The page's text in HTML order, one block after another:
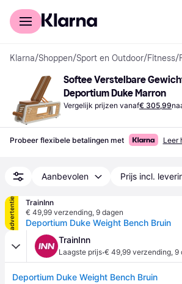
Voor shoppers
Klarna/Shoppen/Sport en Outdoor/Fitness/
Softee Verstelbare
Deportium Duke Marron
Vergelijk prijzen vanaf€ 305,99
Probeer flexibele betalingen met Leer
Aanbevolen Prijs incl.
advertentie
TrainInn
€ 49,99 verzending, 9 dagen
Deportium Duke Weight Bench Bruin
TrainInn
Laagste prijs·€ 49,99 verzending, 9
Deportium Duke Weight Bench Bruin